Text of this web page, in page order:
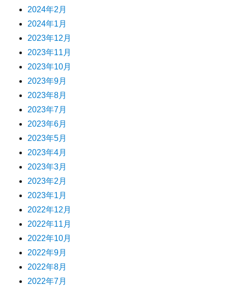
2024年2月
2024年1月
2023年12月
2023年11月
2023年10月
2023年9月
2023年8月
2023年7月
2023年6月
2023年5月
2023年4月
2023年3月
2023年2月
2023年1月
2022年12月
2022年11月
2022年10月
2022年9月
2022年8月
2022年7月